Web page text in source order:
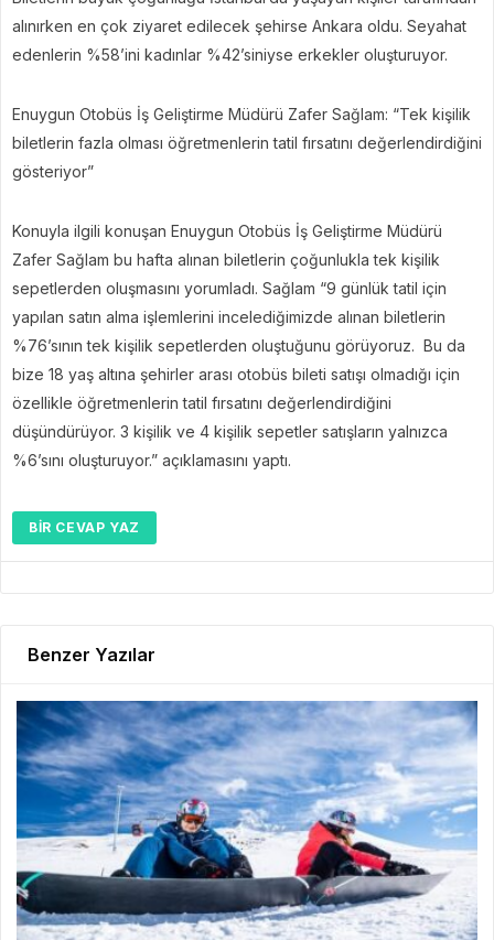
alınırken en çok ziyaret edilecek şehirse Ankara oldu. Seyahat
edenlerin %58’ini kadınlar %42’siniyse erkekler oluşturuyor.
Enuygun Otobüs İş Geliştirme Müdürü Zafer Sağlam: “Tek kişilik
biletlerin fazla olması öğretmenlerin tatil fırsatını değerlendirdiğini
gösteriyor”
Konuyla ilgili konuşan Enuygun Otobüs İş Geliştirme Müdürü
Zafer Sağlam bu hafta alınan biletlerin çoğunlukla tek kişilik
sepetlerden oluşmasını yorumladı. Sağlam “9 günlük tatil için
yapılan satın alma işlemlerini incelediğimizde alınan biletlerin
%76’sının tek kişilik sepetlerden oluştuğunu görüyoruz. Bu da
bize 18 yaş altına şehirler arası otobüs bileti satışı olmadığı için
özellikle öğretmenlerin tatil fırsatını değerlendirdiğini
düşündürüyor. 3 kişilik ve 4 kişilik sepetler satışların yalnızca
%6’sını oluşturuyor.” açıklamasını yaptı.
BIR CEVAP YAZ
Benzer Yazılar